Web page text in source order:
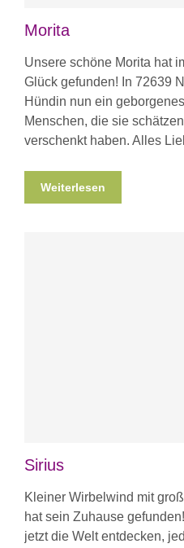
Morita
Unsere schöne Morita hat
Glück gefunden! In 72639
Hündin nun ein
Menschen, die sie
verschenkt haben. Alles
Weiterlesen
Sirius
Kleiner Wirbelwind mit
hat sein Zuhause
jetzt die Welt entdecken,